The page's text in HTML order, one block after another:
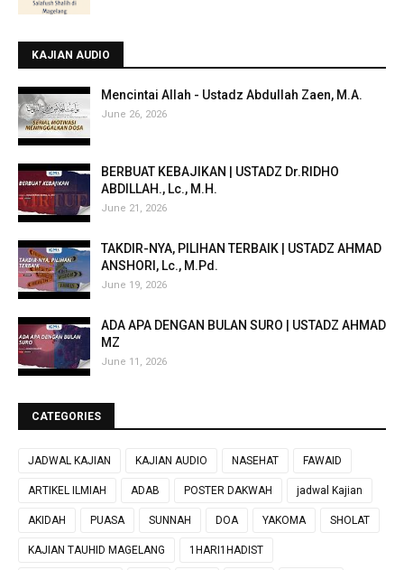
KAJIAN AUDIO
Mencintai Allah - Ustadz Abdullah Zaen, M.A.
June 26, 2026
BERBUAT KEBAJIKAN | USTADZ Dr.RIDHO
ABDILLAH., Lc., M.H.
June 21, 2026
TAKDIR-NYA, PILIHAN TERBAIK | USTADZ AHMAD
ANSHORI, Lc., M.Pd.
June 19, 2026
ADA APA DENGAN BULAN SURO | USTADZ AHMAD
MZ
June 11, 2026
CATEGORIES
JADWAL KAJIAN KAJIAN AUDIO NASEHAT FAWAID
ARTIKEL ILMIAH ADAB POSTER DAKWAH jadwal Kajian
AKIDAH PUASA SUNNAH DOA YAKOMA SHOLAT
KAJIAN TAUHID MAGELANG 1HARI1HADIST